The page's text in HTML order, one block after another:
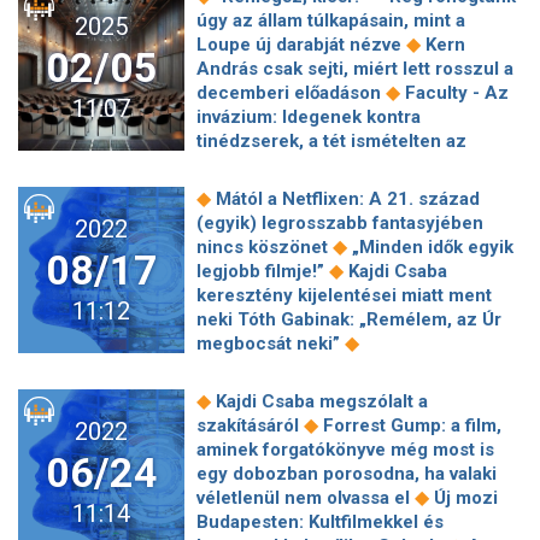
Így válassz melltartót a párodnak
Őszinte magyar film egy anya
elvesztéséről
hazai fesztiválok? ◆ Channing Tatum
egy játékboltban rejtőzködő szökött
betörőt alakít a Roofman első
előzetesében◆ Ariana Grande: "A
zene mentette meg az életem" –
Harminckét évesen nagy traumákon
◆
A Dűne rendezője kapja az
executive producer is ◆Ötméteres
robot táncol az artistákkal a
levegőben a Millenárison a Recirquel
előadásán◆Így reagált Kajdi Csaba
anyukája, amikor a fia coming outolt
2025
02/05
11:07
úgy az állam túlkapásain, mint a
Loupe új darabját nézve ◆ Kern
András csak sejti, miért lett rosszul a
decemberi előadáson ◆ Faculty - Az
invázium: Idegenek kontra
tinédzserek, a tét ismételten az
alkalom, amikor egy sorozat utolsó
évada annyira rossz lett, hogy a
rajongók teljesen kiábrándultak ◆
Február 5-én történt◆ Helyszíni
közvetítéssel érkezik a Super Bowl
Az egyik legjobb Mission: Impossible-
mozi is ott van a hét legfontosabb
streamingpremierjei között
Gáborral akar dolgozni◆Ingyen
elolvasható magyarul a Powerless –
Hatalom nélkül előzménye! ◆
Tévénézettség: egy dologra már
biztos jó volt a TV2-nek A Kiképzés
Bulimiával küzdött a Házasság első
2022
08/17
11:12
◆ Mától a Netflixen: A 21. század
(egyik) legrosszabb fantasyjében
nincs köszönet ◆ „Minden idők egyik
legjobb filmje!” ◆ Kajdi Csaba
keresztény kijelentései miatt ment
neki Tóth Gabinak: „Remélem, az Úr
megbocsát neki” ◆
irodalom
Gubik Ági és Kiss Mari
olvas fel a Létminimumból ◆
Jankovics Marcell születésnapján
érkezik a Toldi mozifilm
◆Elhunyt
Wolfgang Petersen, a Trója rendezője
◆ Geszti Péter a Szia, Életemről:
2022
06/24
11:14
◆ Kajdi Csaba megszólalt a
szakításáról ◆ Forrest Gump: a film,
aminek forgatókönyve még most is
egy dobozban porosodna, ha valaki
véletlenül nem olvassa el ◆ Új mozi
Budapesten: Kultfilmekkel és